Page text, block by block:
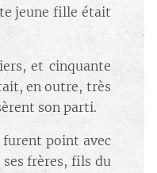
jeune fille était
et cinquante
en outre, très
son parti.
furent point avec
frères, fils du